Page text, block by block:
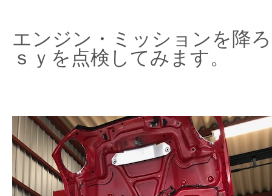
エンジン・ミッションを降
ｓｙを点検してみます。